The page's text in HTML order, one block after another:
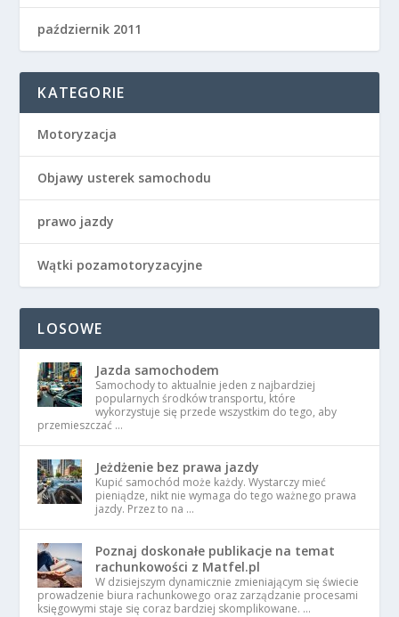
październik 2011
KATEGORIE
Motoryzacja
Objawy usterek samochodu
prawo jazdy
Wątki pozamotoryzacyjne
LOSOWE
Jazda samochodem
Samochody to aktualnie jeden z najbardziej
popularnych środków transportu, które
wykorzystuje się przede wszystkim do tego, aby
przemieszczać …
Jeżdżenie bez prawa jazdy
Kupić samochód może każdy. Wystarczy mieć
pieniądze, nikt nie wymaga do tego ważnego prawa
jazdy. Przez to na …
Poznaj doskonałe publikacje na temat
rachunkowości z Matfel.pl
W dzisiejszym dynamicznie zmieniającym się świecie
prowadzenie biura rachunkowego oraz zarządzanie procesami
księgowymi staje się coraz bardziej skomplikowane. …